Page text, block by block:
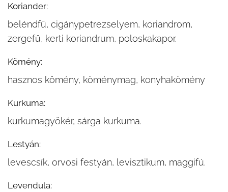
Koriander:
beléndfű, cigánypetrezselyem, koriandrom,
zergefű, kerti koriandrum, poloskakapor.
Kömény:
hasznos kömény, köménymag, konyhakömény
Kurkuma:
kurkumagyökér, sárga kurkuma.
Lestyán:
levescsík, orvosi festyán, levisztikum, maggifú.
Levendula: